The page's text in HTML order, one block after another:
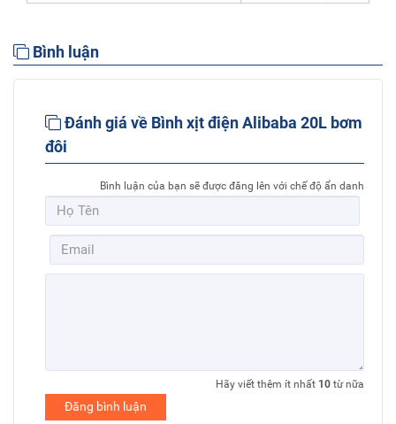
Bình luận
Đánh giá về Bình xịt điện Alibaba 20L bơm
đôi
Bình luận của bạn sẽ được đăng lên với chế độ ẩn danh
Hãy viết thêm ít nhất 10 từ nữa
Đăng bình luận